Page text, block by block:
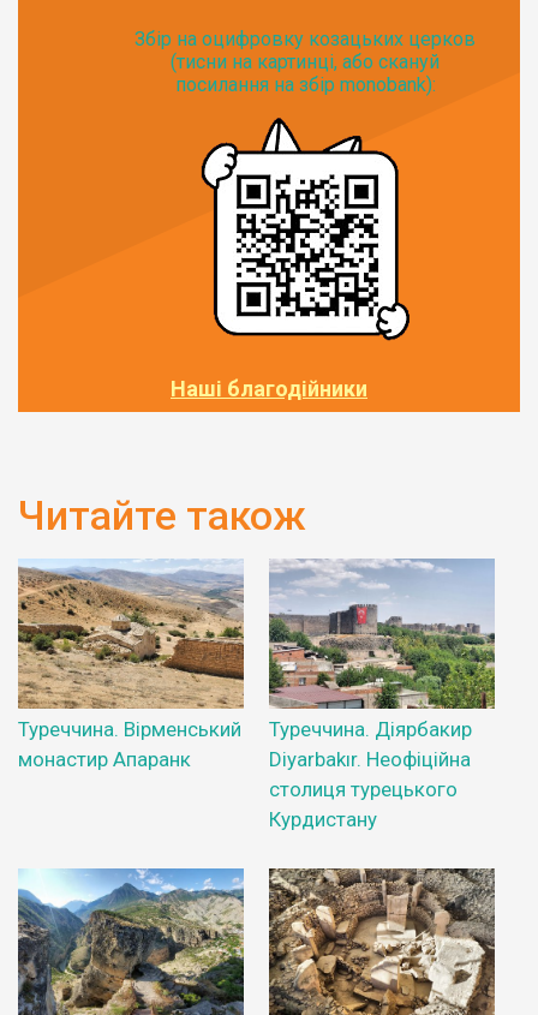
Збір на оцифровку козацьких церков
(тисни на картинці, або скануй
посилання на збір monobank):
Наші благодійники
Читайте також
Туреччина. Вірменський
монастир Апаранк
Туреччина. Діярбакир
Diyarbakır. Неофіційна
столиця турецького
Курдистану